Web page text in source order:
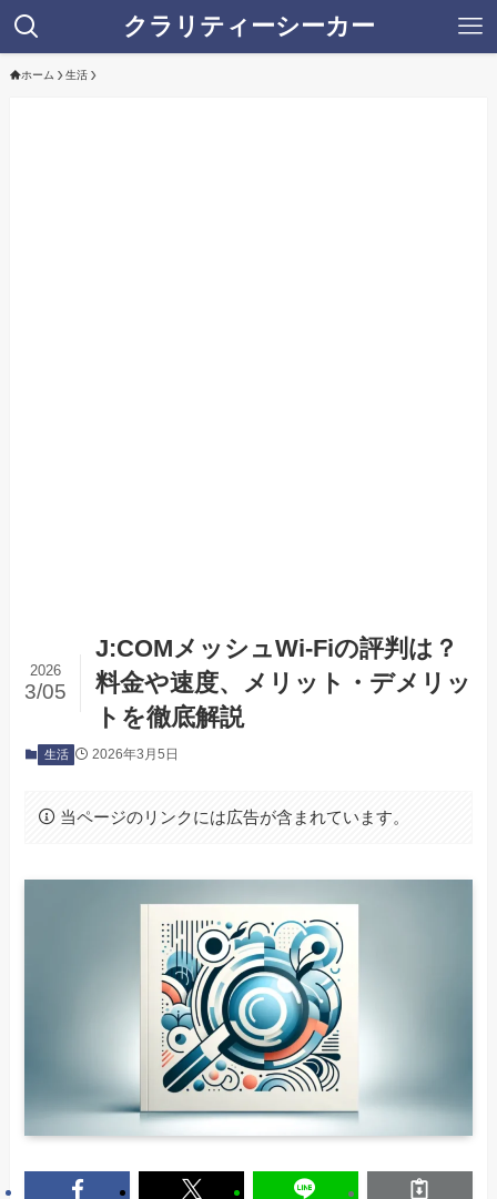
クラリティーシーカー
ホーム 生活
J:COMメッシュWi-Fiの評判は？
料金や速度、メリット・デメリッ
トを徹底解説
2026
3/05
生活 2026年3月5日
当ページのリンクには広告が含まれています。